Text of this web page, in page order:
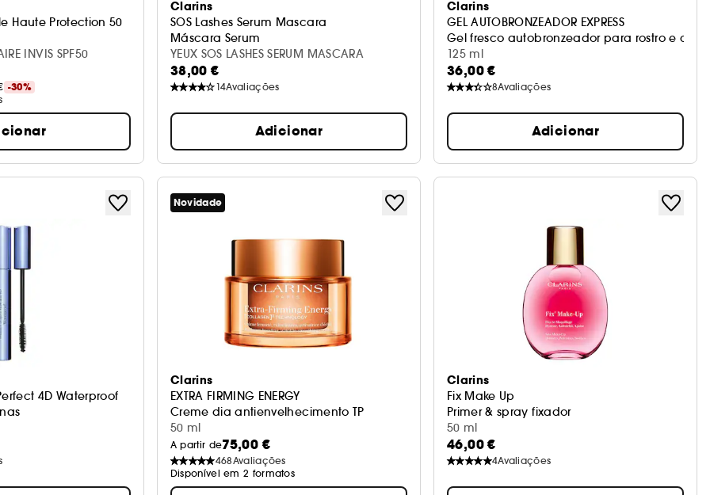
Haute Protection 50
INVIS SPF50
-30%
Clarins
SOS Lashes Serum Mascara
Máscara Serum
YEUX SOS LASHES SERUM MASCARA
38,00 €
14Avaliações
Adicionar
Clarins
GEL AUTOBRONZEADOR EXPRESS
Gel fresco autobronzeador para rostro e
125 ml
36,00 €
8Avaliações
Adicionar
4D Waterproof
Novidade
Clarins
EXTRA FIRMING ENERGY
Creme dia antienvelhecimento TP
50 ml
A partir de75,00 €
468Avaliações
Disponível em 2 formatos
Clarins
Fix Make Up
Primer & spray fixador
50 ml
46,00 €
4Avaliações